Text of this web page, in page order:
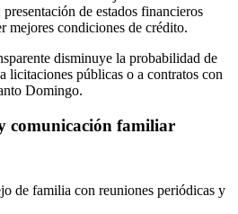
de estados financieros
mejores condiciones de crédito.
disminuye la probabilidad de
licitaciones públicas o a contratos con
Domingo.
comunicación familiar
de familia con reuniones periódicas y